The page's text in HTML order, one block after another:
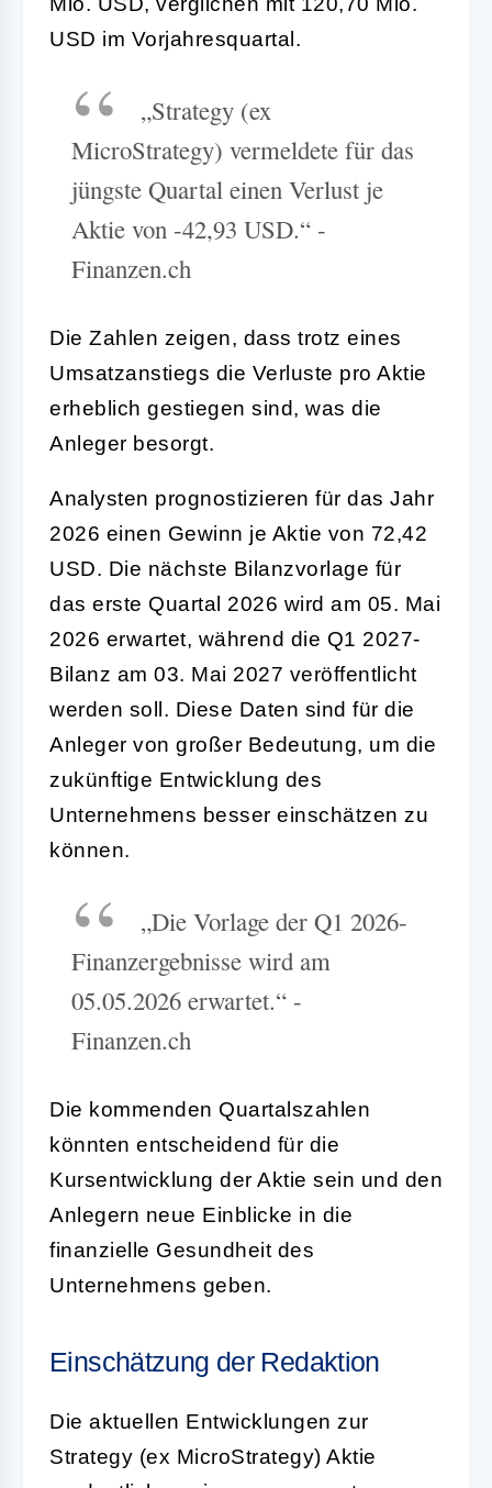
USD im Vorjahresquartal.
„Strategy (ex
MicroStrategy) vermeldete für das
jüngste Quartal einen Verlust je
Aktie von -42,93 USD.“ -
Finanzen.ch
Die Zahlen zeigen, dass trotz eines
Umsatzanstiegs die Verluste pro Aktie
erheblich gestiegen sind, was die
Anleger besorgt.
Analysten prognostizieren für das Jahr
2026 einen Gewinn je Aktie von 72,42
USD. Die nächste Bilanzvorlage für
das erste Quartal 2026 wird am 05. Mai
2026 erwartet, während die Q1 2027-
Bilanz am 03. Mai 2027 veröffentlicht
werden soll. Diese Daten sind für die
Anleger von großer Bedeutung, um die
zukünftige Entwicklung des
Unternehmens besser einschätzen zu
können.
„Die Vorlage der Q1 2026-
Finanzergebnisse wird am
05.05.2026 erwartet.“ -
Finanzen.ch
Die kommenden Quartalszahlen
könnten entscheidend für die
Kursentwicklung der Aktie sein und den
Anlegern neue Einblicke in die
finanzielle Gesundheit des
Unternehmens geben.
Einschätzung der Redaktion
Die aktuellen Entwicklungen zur
Strategy (ex MicroStrategy) Aktie